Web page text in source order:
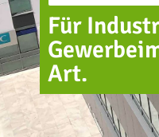
Für
Art.